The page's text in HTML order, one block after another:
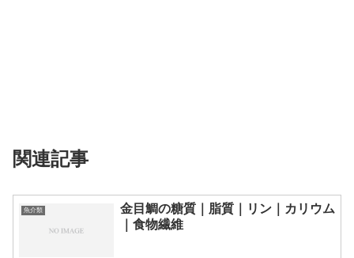
関連記事
魚介類
金目鯛の糖質｜脂質｜リン｜カリウム
｜食物繊維